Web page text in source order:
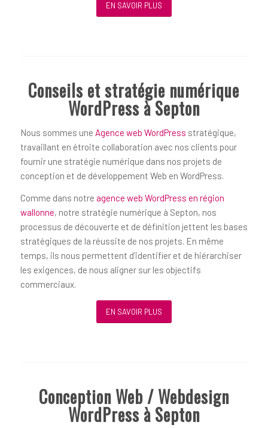
EN SAVOIR PLUS
Conseils et stratégie numérique
WordPress à Septon
Nous sommes une Agence web WordPress stratégique,
travaillant en étroite collaboration avec nos clients pour
fournir une stratégie numérique dans nos projets de
conception et de développement Web en WordPress.
Comme dans notre agence web WordPress en région
wallonne, notre stratégie numérique à Septon, nos
processus de découverte et de définition jettent les bases
stratégiques de la réussite de nos projets. En même
temps, ils nous permettent d’identifier et de hiérarchiser
les exigences, de nous aligner sur les objectifs
commerciaux.
EN SAVOIR PLUS
Conception Web / Webdesign
WordPress à Septon